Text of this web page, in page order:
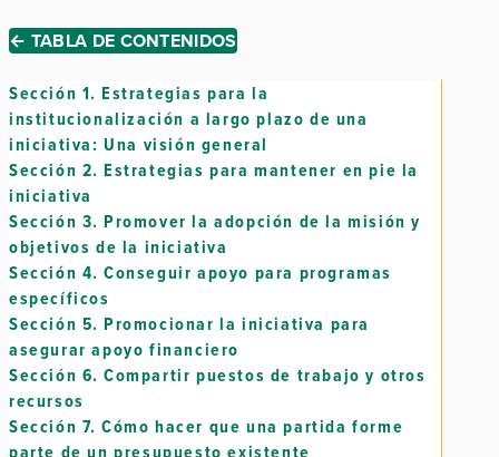
← TABLA DE CONTENIDOS
Sección 1. Estrategias para la
institucionalización a largo plazo de una
iniciativa: Una visión general
Sección 2. Estrategias para mantener en pie la
iniciativa
Sección 3. Promover la adopción de la misión y
objetivos de la iniciativa
Sección 4. Conseguir apoyo para programas
específicos
Sección 5. Promocionar la iniciativa para
asegurar apoyo financiero
Sección 6. Compartir puestos de trabajo y otros
recursos
Sección 7. Cómo hacer que una partida forme